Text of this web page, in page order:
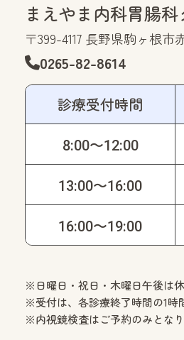
まえやま内科胃腸
〒399-4117 長野県駒ヶ根市
0265-82-8614
診療受付時間
8:00〜12:00
13:00〜16:00
16:00〜19:00
※日曜日・祝日・木曜日午後は
※受付は、各診療終了時間の1時
※内視鏡検査はご予約のみとな